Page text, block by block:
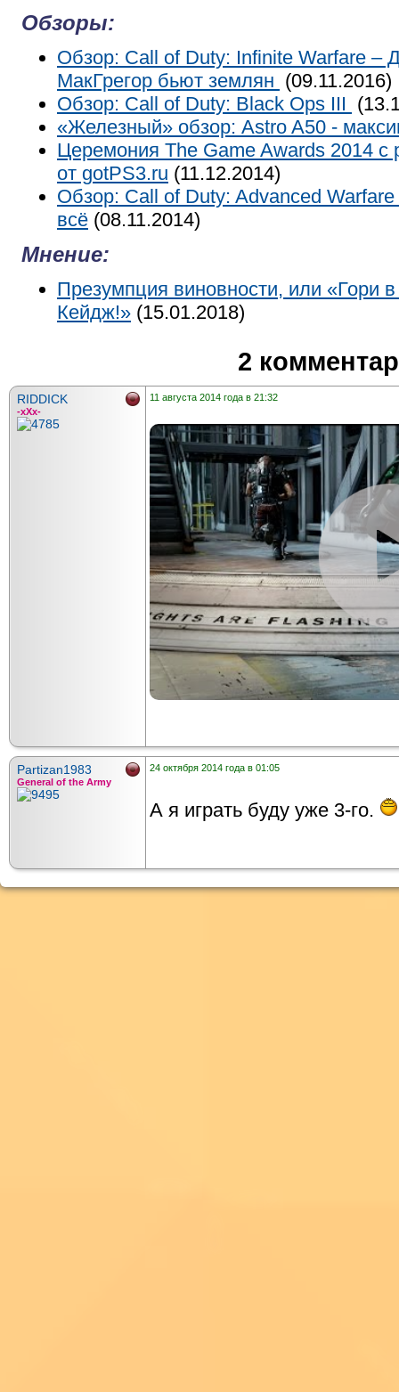
Обзоры:
Обзор: Call of Duty: Infinite Warfare –
МакГрегор бьют землян (09.11.2016)
Обзор: Call of Duty: Black Ops III
«Железный» обзор: Astro A50 -
Церемония The Game Awards 2014 с
от gotPS3.ru (11.12.2014)
Обзор: Call of Duty: Advanced
всё (08.11.2014)
Мнение:
Презумпция виновности, или «Гори
Кейдж!» (15.01.2018)
2
RIDDICK
-xXx-
11 августа 2014 года в 21:32
Partizan1983
General of the Army
24 октября 2014 года в 01:05
А я играть буду уже 3-го.